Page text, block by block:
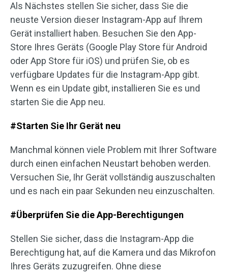
Als Nächstes stellen Sie sicher, dass Sie die
neuste Version dieser Instagram-App auf Ihrem
Gerät installiert haben. Besuchen Sie den App-
Store Ihres Geräts (Google Play Store für Android
oder App Store für iOS) und prüfen Sie, ob es
verfügbare Updates für die Instagram-App gibt.
Wenn es ein Update gibt, installieren Sie es und
starten Sie die App neu.
#Starten Sie Ihr Gerät neu
Manchmal können viele Problem mit Ihrer Software
durch einen einfachen Neustart behoben werden.
Versuchen Sie, Ihr Gerät vollständig auszuschalten
und es nach ein paar Sekunden neu einzuschalten.
#Überprüfen Sie die App-Berechtigungen
Stellen Sie sicher, dass die Instagram-App die
Berechtigung hat, auf die Kamera und das Mikrofon
Ihres Geräts zuzugreifen. Ohne diese